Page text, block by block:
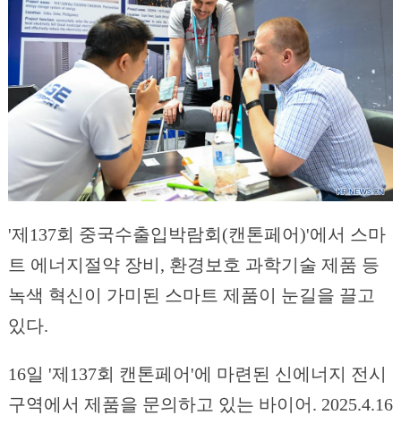
'제137회 중국수출입박람회(캔톤페어)'에서 스마
트 에너지절약 장비, 환경보호 과학기술 제품 등
녹색 혁신이 가미된 스마트 제품이 눈길을 끌고
있다.
16일 '제137회 캔톤페어'에 마련된 신에너지 전시
구역에서 제품을 문의하고 있는 바이어. 2025.4.16